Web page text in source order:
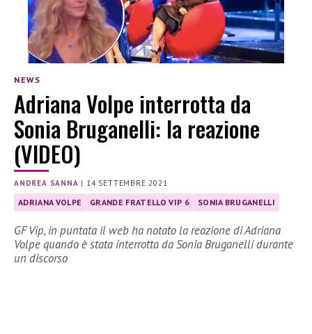
NEWS
Adriana Volpe interrotta da
Sonia Bruganelli: la reazione
(VIDEO)
ANDREA SANNA | 14 SETTEMBRE 2021
ADRIANA VOLPE GRANDE FRATELLO VIP 6 SONIA BRUGANELLI
GF Vip, in puntata il web ha notato la reazione di Adriana
Volpe quando è stata interrotta da Sonia Bruganelli durante
un discorso